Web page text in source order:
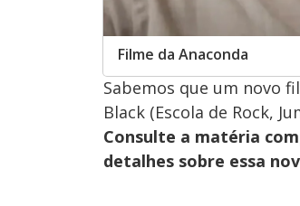
Filme da Anaconda
Sabemos que um novo
Black (Escola de Rock,
Consulte a matéria
detalhes sobre essa